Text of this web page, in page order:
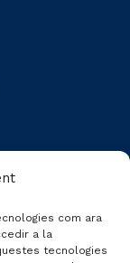
com ara
a la
tecnologies